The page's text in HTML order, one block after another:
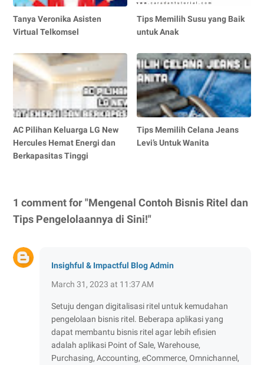
Tanya Veronika Asisten
Virtual Telkomsel
Tips Memilih Susu yang Baik
untuk Anak
AC Pilihan Keluarga LG New
Hercules Hemat Energi dan
Berkapasitas Tinggi
Tips Memilih Celana Jeans
Levi’s Untuk Wanita
1 comment for "Mengenal Contoh Bisnis Ritel dan
Tips Pengelolaannya di Sini!"
Insighful & Impactful Blog Admin
March 31, 2023 at 11:37 AM
Setuju dengan digitalisasi ritel untuk kemudahan
pengelolaan bisnis ritel. Beberapa aplikasi yang
dapat membantu bisnis ritel agar lebih efisien
adalah aplikasi Point of Sale, Warehouse,
Purchasing, Accounting, eCommerce, Omnichannel,